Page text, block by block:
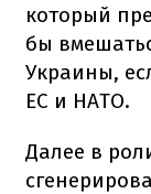
который
бы
Украины,
ЕС и НАТО.
Далее в